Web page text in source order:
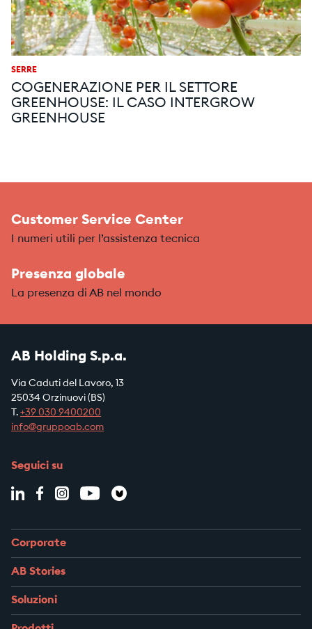
SERRE
COGENERAZIONE PER IL SETTORE
GREENHOUSE: IL CASO INTERGROW
GREENHOUSE
Customer Service Center
I numeri utili per l’assistenza tecnica
Presenza globale
La presenza di AB nel mondo
AB Holding S.p.a.
Via Caduti del Lavoro, 13
25034 Orzinuovi (BS)
T. +39 030 9400200
info@gruppoab.com
Seguici su
Corporate
AB Stories
Soluzioni